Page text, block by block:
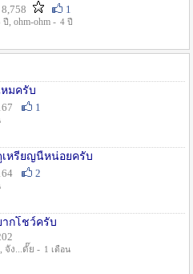
1
ปี , ohm-ohm - 4 ปี
มครับ
1
หรียญนี้หน่อยครับ
2
ากโชว์ครับ
, จัง...ดั๊ย - 1 เดือน